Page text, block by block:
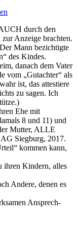
durch den
Anzeige brachten.
Mann bezichtigte
des Kindes.
danach dem Vater
vom „Gutachter“ als
ist, das attestiere
zu sagen. Ich
Ehe mit
8 und 11) und
Mutter, ALLE
Siegburg, 2017.
kommen kann,
ihren Kindern, alles
Andere, denen es
Ansprech-